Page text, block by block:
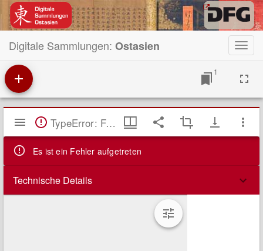
Digitale Sammlungen: Ostasien
1
Mirador
Viewer TypeError: Failed to fetch
Es ist ein Fehler aufgetreten
Technische Details